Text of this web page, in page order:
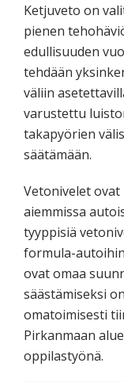
Ketjuveto on
pienen
edullisuuden
tehdään
väliin
varustettu
takapyörien
säätämään.
Vetonivelet
aiemmissa
tyyppisiä
formula-
ovat omaa
säästämiseksi
omatoimisesti
Pirkanmaan
oppilastyönä.